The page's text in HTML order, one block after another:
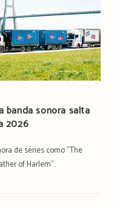
banda sonora salta
2026
de séries como "The
of Harlem".